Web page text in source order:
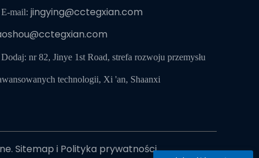
mail: jingying@cctegxian.com
nr 82, Jinye 1st Road, strefa rozwoju przemysłu
technologii, Xi 'an, Shaanxi
Sitemap i Polityka prywatności